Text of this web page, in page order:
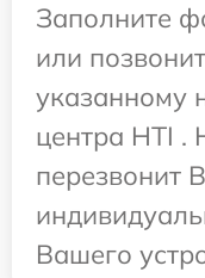
Заполните
или
указанному
центра HTI .
перезвонит
Вашего